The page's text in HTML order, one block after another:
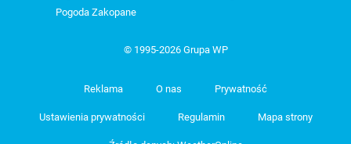
Pogoda Zakopane
© 1995-2026 Grupa WP
Reklama O nas Prywatność
Ustawienia prywatności Regulamin Mapa strony